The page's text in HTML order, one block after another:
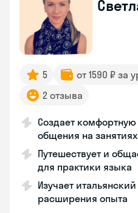
5 от 1590 ₽ за
2 отзыва
Создает
общения на занятиях
Путешествует и
для практики языка
Изучает
расширения опыта